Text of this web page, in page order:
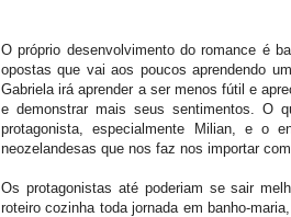
O próprio desenvolvimento do romance é
opostas que vai aos poucos aprendendo
Gabriela irá aprender a ser menos fútil e
e demonstrar mais seus sentimentos. O
protagonista, especialmente Milian, e o
neozelandesas que nos faz nos importar
Os protagonistas até poderiam se sair
roteiro cozinha toda jornada em banho-